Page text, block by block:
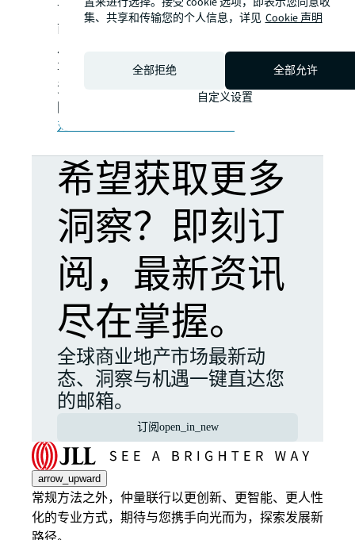
协调达成如此复杂的交易得益于大量的上市
前尽职调查工作。交易达成后，仲量联行还
从事了同等重要的行政管理工作。
事实证明，该投资组合是一项非常成功的投
资，为 Canmoor 和高盛带来了极其可观的
回报。
对话仲量联行资本市场投资专家
希望获取更多
洞察？即刻订
阅，最新资讯
尽在掌握。
全球商业地产市场最新动
态、洞察与机遇一键直达您
的邮箱。
订阅open_in_new
arrow_upward
常规方法之外，仲量联行以更创新、更智能、更人性
化的专业方式，期待与您携手向光而为，探索发展新
集、共享和传输您的个人信息，详见 Cookie 声明
全部拒绝
全部允许
自定义设置